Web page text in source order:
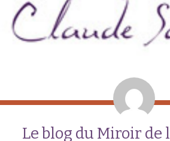
Le blog du Miroir de